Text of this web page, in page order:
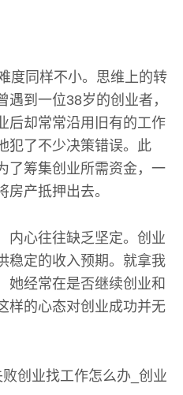
度同样不小。思维上的转
到一位38岁的创业者，
后却常常沿用旧有的工作
犯了不少决策错误。此
了筹集创业所需资金，一
产抵押出去。
内心往往缺乏坚定。创业
稳定的收入预期。就拿我
她经常在是否继续创业和
样的心态对创业成功并无